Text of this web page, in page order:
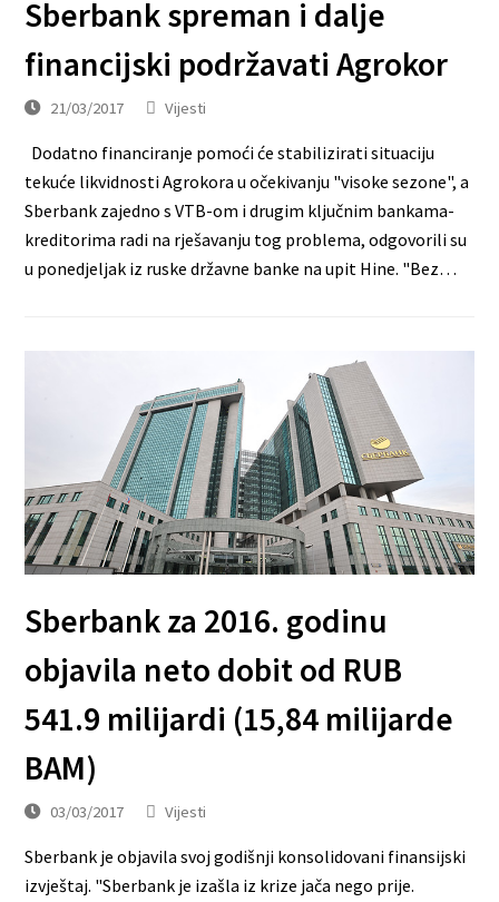
Sberbank spreman i dalje
financijski podržavati Agrokor
21/03/2017 Vijesti
Dodatno financiranje pomoći će stabilizirati situaciju
tekuće likvidnosti Agrokora u očekivanju "visoke sezone", a
Sberbank zajedno s VTB-om i drugim ključnim bankama-
kreditorima radi na rješavanju tog problema, odgovorili su
u ponedjeljak iz ruske državne banke na upit Hine. "Bez…
Sberbank za 2016. godinu
objavila neto dobit od RUB
541.9 milijardi (15,84 milijarde
BAM)
03/03/2017 Vijesti
Sberbank je objavila svoj godišnji konsolidovani finansijski
izvještaj. "Sberbank je izašla iz krize jača nego prije.